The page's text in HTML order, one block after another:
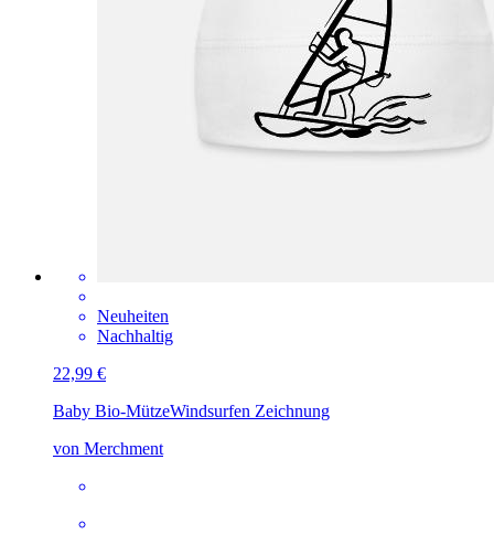
Neuheiten
Nachhaltig
22,99 €
Baby Bio-MützeWindsurfen Zeichnung
von Merchment